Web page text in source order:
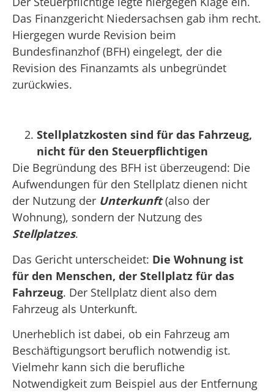
Das Finanzgericht Niedersachsen gab ihm recht.
Hiergegen wurde Revision beim
Bundesfinanzhof (BFH) eingelegt, der die
Revision des Finanzamts als unbegründet
zurückwies.
Stellplatzkosten sind für das Fahrzeug,
nicht für den Steuerpflichtigen
Die Begründung des BFH ist überzeugend: Die
Aufwendungen für den Stellplatz dienen nicht
der Nutzung der Unterkunft(also der
Wohnung), sondern der Nutzung des
Stellplatzes.
Das Gericht unterscheidet: Die Wohnung ist
für den Menschen, der Stellplatz für das
Fahrzeug. Der Stellplatz dient also dem
Fahrzeug als Unterkunft.
Unerheblich ist dabei, ob ein Fahrzeug am
Beschäftigungsort beruflich notwendig ist.
Vielmehr kann sich die berufliche
Notwendigkeit zum Beispiel aus der Entfernung